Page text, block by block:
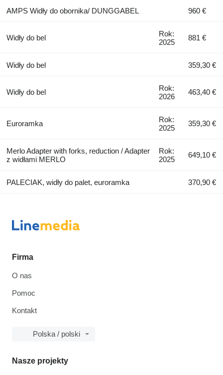
AMPS Widły do obornika/ DUNGGABEL 960 €
Widły do bel
Rok:
2025
881 €
Widły do bel 359,30 €
Widły do bel
Rok:
2026
463,40 €
Euroramka
Rok:
2025
359,30 €
Merlo Adapter with forks, reduction / Adapter
z widłami MERLO
Rok:
2025
649,10 €
PALECIAK, widły do palet, euroramka 370,90 €
Firma
O nas
Pomoc
Kontakt
Polska / polski
Nasze projekty